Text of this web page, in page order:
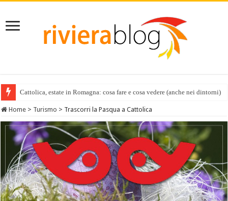
Cattolica, estate in Romagna: cosa fare e cosa vedere (anche nei dintorni)
Home > Turismo > Trascorri la Pasqua a Cattolica